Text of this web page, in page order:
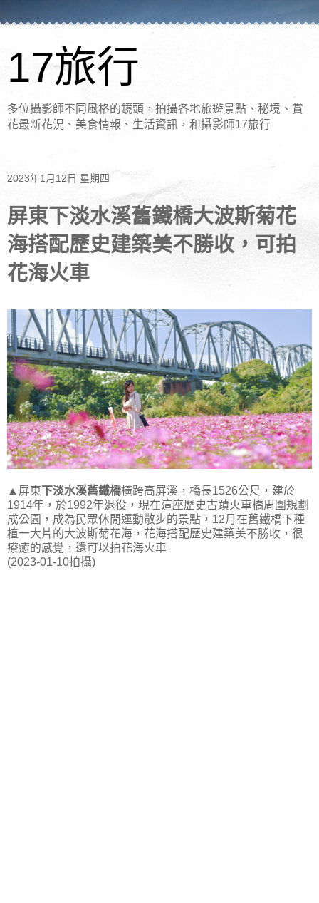
17旅行
多位攝影師不同風格的鏡頭，拍攝各地旅遊景點、秘境、賞
花最新花況、美食情報、生活資訊，和攝影師17旅行
2023年1月12日 星期四
屏東下淡水溪舊鐵橋大波斯菊花
海搭配歷史建築美不勝收，可拍
花海火車
▲屏東下淡水溪舊鐵橋橫跨高屏溪，橋長1526公尺，建於
1914年，於1992年退役，現在這座歷史古蹟火車橋周圍規劃
成公園，成為民眾休閒運動散步的景點，12月在舊鐵橋下種
植一大片的大波斯菊花海，花海搭配歷史建築美不勝收，很
療癒的感覺，還可以拍花海火車
(2023-01-10拍攝)